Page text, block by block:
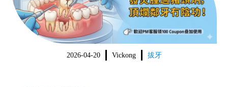
2026-04-20 Vickong 拔牙